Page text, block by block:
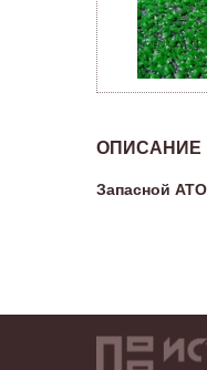
ОПИСАНИЕ
Запасной